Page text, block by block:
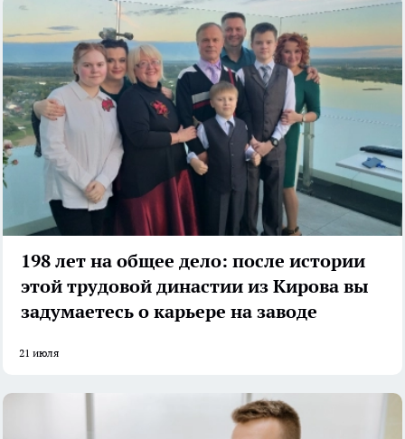
198 лет на общее дело: после истории
этой трудовой династии из Кирова вы
задумаетесь о карьере на заводе
21 июля